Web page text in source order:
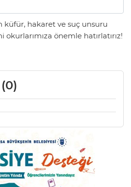
küfür, hakaret ve suç unsuru
önemle hatırlatırız!
0)